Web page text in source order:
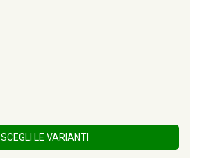
SCEGLI LE VARIANTI